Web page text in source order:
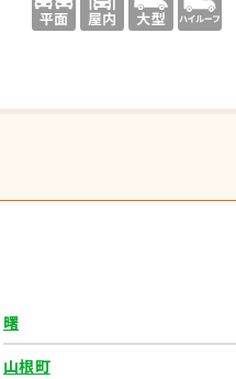
曙
山根町